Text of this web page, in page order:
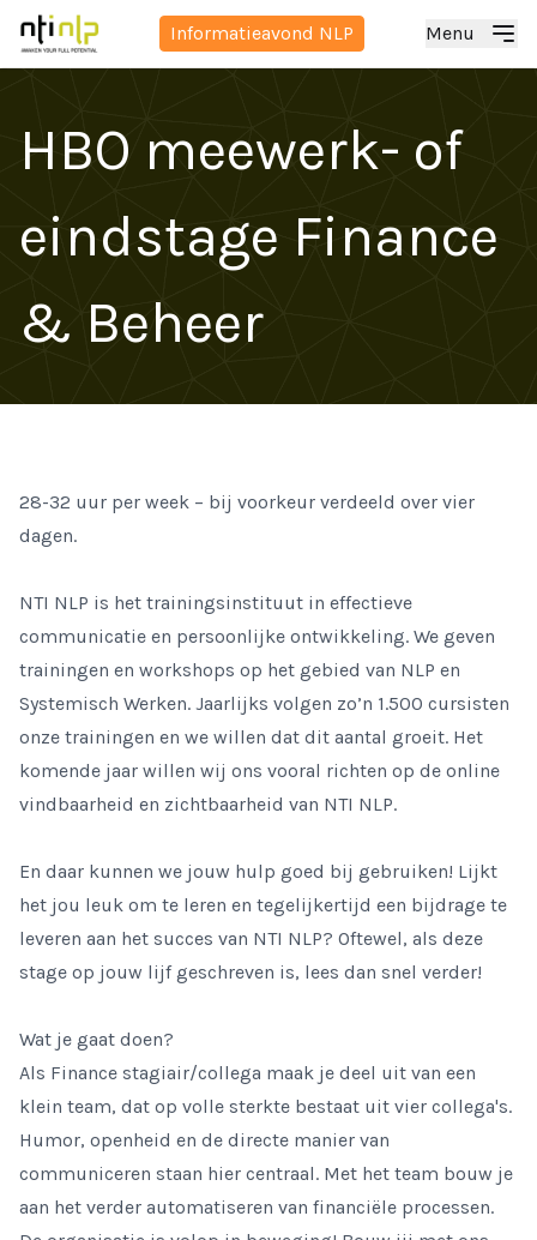
Informatieavond NLP Menu
HBO meewerk- of
eindstage Finance
& Beheer
28-32 uur per week – bij voorkeur verdeeld over vier
dagen.
NTI NLP is het trainingsinstituut in effectieve
communicatie en persoonlijke ontwikkeling. We geven
trainingen en workshops op het gebied van NLP en
Systemisch Werken. Jaarlijks volgen zo’n 1.500 cursisten
onze trainingen en we willen dat dit aantal groeit. Het
komende jaar willen wij ons vooral richten op de online
vindbaarheid en zichtbaarheid van NTI NLP.
En daar kunnen we jouw hulp goed bij gebruiken! Lijkt
het jou leuk om te leren en tegelijkertijd een bijdrage te
leveren aan het succes van NTI NLP? Oftewel, als deze
stage op jouw lijf geschreven is, lees dan snel verder!
Wat je gaat doen?
Als Finance stagiair/collega maak je deel uit van een
klein team, dat op volle sterkte bestaat uit vier collega's.
Humor, openheid en de directe manier van
communiceren staan hier centraal. Met het team bouw je
aan het verder automatiseren van financiële processen.